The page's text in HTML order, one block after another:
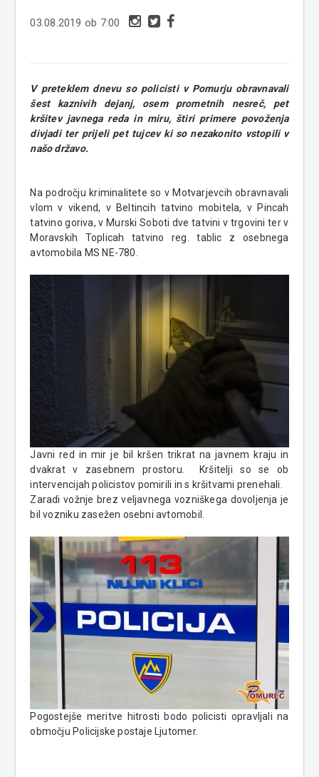
03.08.2019 ob 7:00
V preteklem dnevu so policisti v Pomurju obravnavali
šest kaznivih dejanj, osem prometnih nesreč, pet
kršitev javnega reda in miru, štiri primere povoženja
divjadi ter prijeli pet tujcev ki so nezakonito vstopili v
našo državo.
Na področju kriminalitete so v Motvarjevcih obravnavali
vlom v vikend, v Beltincih tatvino mobitela, v Pincah
tatvino goriva, v Murski Soboti dve tatvini v trgovini ter v
Moravskih Toplicah tatvino reg. tablic z osebnega
avtomobila MS NE-780.
Javni red in mir je bil kršen trikrat na javnem kraju in
dvakrat v zasebnem prostoru. Kršitelji so se ob
intervencijah policistov pomirili in s kršitvami prenehali.
Zaradi vožnje brez veljavnega vozniškega dovoljenja je
bil vozniku zasežen osebni avtomobil.
Pogostejše meritve hitrosti bodo policisti opravljali na
območju Policijske postaje Ljutomer.